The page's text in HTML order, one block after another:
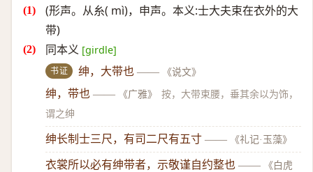
(形声。从糸( mì)，申声。本义:士大夫束在衣外的大
带)
同本义 [girdle]
书证 绅，大带也 —— 《说文》
绅，带也 —— 《广雅》
按，大带束腰，垂其余以为饰，
谓之绅
绅长制士三尺，有司二尺有五寸 —— 《礼记·玉藻》
衣裳所以必有绅带者，示敬谨自约整也 —— 《白虎